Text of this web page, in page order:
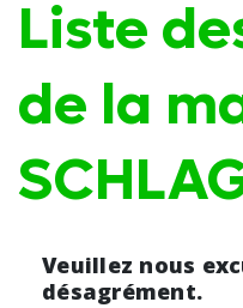
Liste
de la
Veuillez nous
désagrément.